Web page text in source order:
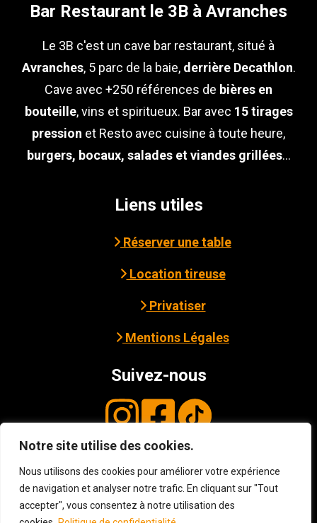
Notre site utilise des cookies.
Nous utilisons des cookies pour améliorer votre expérience
de navigation et analyser notre trafic. En cliquant sur "Tout
accepter", vous consentez à notre utilisation des
Bar Restaurant le 3B à Avranches
Le 3B c'est un cave bar restaurant, situé à
Avranches, 5 parc de la baie, derrière Decathlon.
Cave avec +250 références de bières en
bouteille, vins et spiritueux. Bar avec 15 tirages
pression et Resto avec cuisine à toute heure,
burgers, bocaux, salades et viandes grillées...
Liens utiles
Réserver une table
Location tireuse
Privatiser
Mentions Légales
Suivez-nous
© Copyright 20263B - Cave Bar Resto à
Avranches. Tous droits réservés. Site web
développé parOsccart.Mentions légales et
Politique de confidentialité